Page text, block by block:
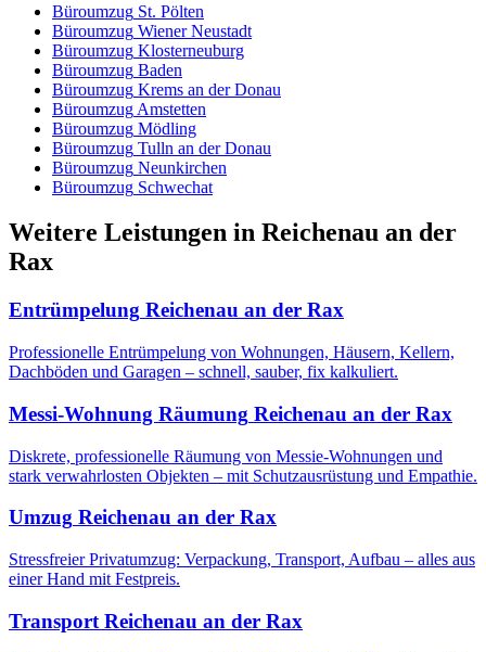
Büroumzug St. Pölten
Büroumzug Wiener Neustadt
Büroumzug Klosterneuburg
Büroumzug Baden
Büroumzug Krems an der Donau
Büroumzug Amstetten
Büroumzug Mödling
Büroumzug Tulln an der Donau
Büroumzug Neunkirchen
Büroumzug Schwechat
Weitere Leistungen in Reichenau an der
Rax
Entrümpelung Reichenau an der Rax
Professionelle Entrümpelung von Wohnungen, Häusern, Kellern,
Dachböden und Garagen – schnell, sauber, fix kalkuliert.
Messi-Wohnung Räumung Reichenau an der Rax
Diskrete, professionelle Räumung von Messie-Wohnungen und
stark verwahrlosten Objekten – mit Schutzausrüstung und Empathie.
Umzug Reichenau an der Rax
Stressfreier Privatumzug: Verpackung, Transport, Aufbau – alles aus
einer Hand mit Festpreis.
Transport Reichenau an der Rax